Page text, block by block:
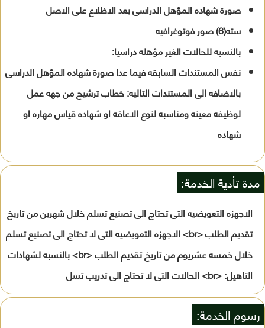
صورة شهاده المؤهل الدراسى بعد الاظلاع على الاصل
سته(6) صور فوتوغرافيه
بالنسبه للحالات الغير مؤهله دراسيا:
نفس المستندات السابقه فيما عدا صورة شهاده المؤهل الدراسى
بالاضافه الى المستندات التاليه: خطاب ترشيح من جهه عمل
لوظيفه معينه ومناسبه لنوع الاعاقه او شهاده قياس مهاره او
شهاده
مدة تأدية الخدمة:
الاجهزه التعويضيه التى تحتاج الى تصنيع تسلم خلال شهرين من تاريخ
تقديم الطلب <br> الاجهزه التعويضيه التى لا تحتاج الى تصنيع تسلم
خلال خمسه عشريوم من تاريخ تقديم الطلب <br> بالنسبه لشهادات
التاهيل: <br> الحالات التى لا تحتاج الى تدريب تسل
رسوم الخدمة: